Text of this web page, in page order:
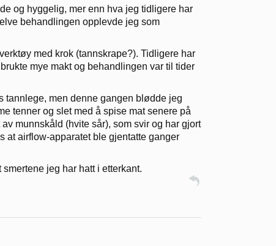
og hyggelig, mer enn hva jeg tidligere har
behandlingen opplevde jeg som
med krok (tannskrape?). Tidligere har
mye makt og behandlingen var til tider
men denne gangen blødde jeg
tenner og slet med å spise mat senere på
munnskåld (hvite sår), som svir og har gjort
at airflow-apparatet ble gjentatte ganger
jeg har hatt i etterkant.